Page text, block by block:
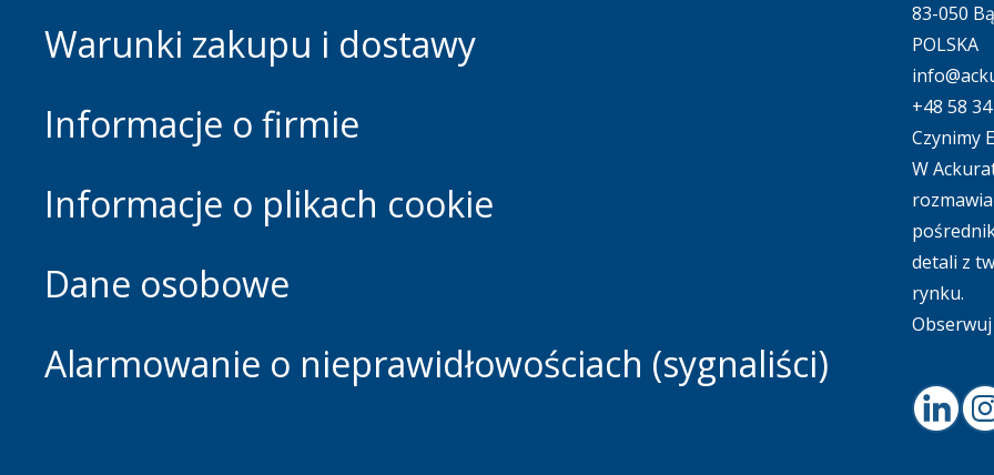
Warunki zakupu i dostawy
Informacje o firmie
Informacje o plikach cookie
Dane osobowe
Alarmowanie o nieprawidłowościach (sygnaliści)
83-050
POLSKA
+48 58
Czynimy
W
detali z
rynku.